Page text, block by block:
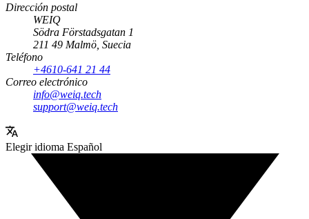
Dirección postal
WEIQ
Södra Förstadsgatan 1
211 49 Malmö, Suecia
Teléfono
+4610-641 21 44
Correo electrónico
info@weiq.tech
support@weiq.tech
Elegir idioma Español